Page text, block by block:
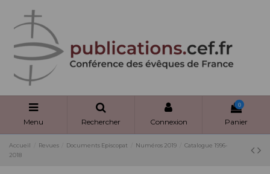
Menu Rechercher Connexion
0
Panier
Accueil Revues Documents Episcopat Numéros 2019
Catalogue 1996-
2018